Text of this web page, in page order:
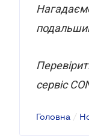
сервіс
Головна /